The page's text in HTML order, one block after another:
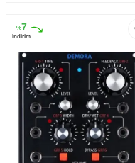
%7
İndirim